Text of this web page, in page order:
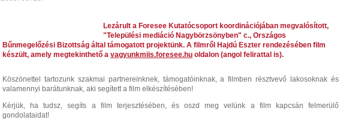
Lezárult a Foresee Kutatócsoport koordinációjában megvalósított,
"Települési mediáció Nagybörzsönyben" c., Országos
Bűnmegelőzési Bizottság által támogatott projektünk. A filmről Hajdú Eszter rendezésében film
készült, amely megtekinthető a vagyunkmiis.foresee.hu oldalon (angol felirattal is).
Köszönettel tartozunk szakmai partnereinknek, támogatóinknak, a filmben résztvevő lakosoknak és
valamennyi barátunknak, aki segített a film elkészítésében!
Kérjük, ha tudsz, segíts a film terjesztésében, és oszd meg velünk a film kapcsán felmerülő
gondolataidat!